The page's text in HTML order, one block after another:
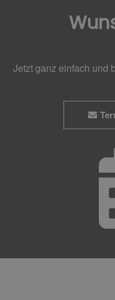
Jetzt ganz einfach und